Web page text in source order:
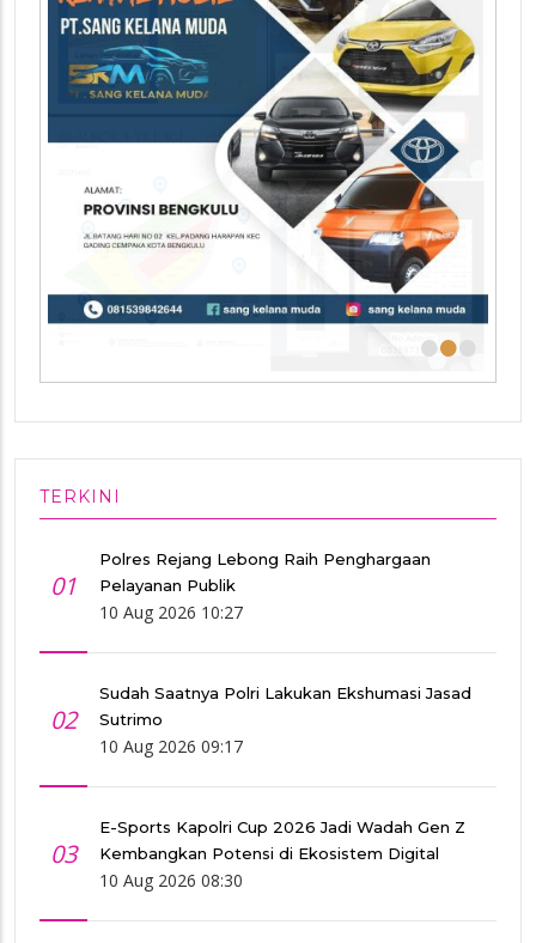
•••
TERKINI
01
Polres Rejang Lebong Raih Penghargaan
Pelayanan Publik
10 Aug 2026 10:27
02
Sudah Saatnya Polri Lakukan Ekshumasi Jasad
Sutrimo
10 Aug 2026 09:17
03
E-Sports Kapolri Cup 2026 Jadi Wadah Gen Z
Kembangkan Potensi di Ekosistem Digital
10 Aug 2026 08:30